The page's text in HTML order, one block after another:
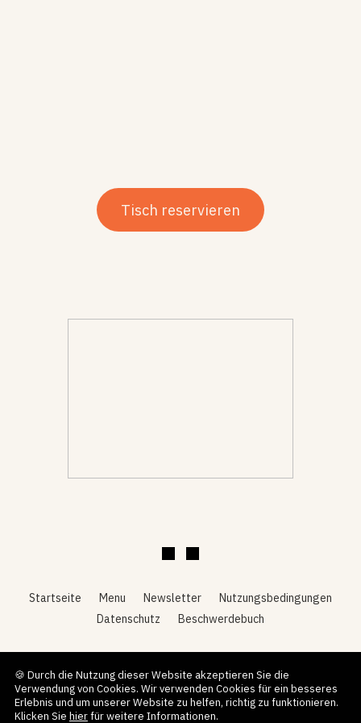
🍪 Durch die Nutzung dieser Website akzeptieren Sie die
Verwendung von Cookies. Wir verwenden Cookies für ein besseres
Erlebnis und um unserer Website zu helfen, richtig zu funktionieren.
Klicken Sie hierfür weitere Informationen.
Tisch reservieren
Startseite Menu Newsletter
Nutzungsbedingungen
Datenschutz
Beschwerdebuch
Deutsch
2026 © Alle Rechte vorbehalten.
O Golfinho — Mit Technologie von